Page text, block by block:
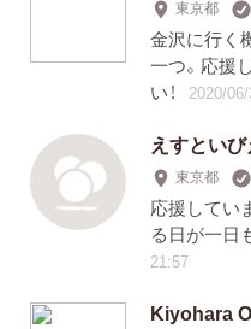
東京都
金沢に行く
一つ。応援
い！
2020/
えすとい
東京都
応援してい
る日が一日
21:57
Kiyohara